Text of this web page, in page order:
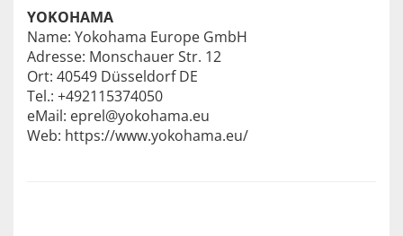
YOKOHAMA
Name: Yokohama Europe GmbH
Adresse: Monschauer Str. 12
Ort: 40549 Düsseldorf DE
Tel.: +492115374050
eMail: eprel@yokohama.eu
Web: https://www.yokohama.eu/